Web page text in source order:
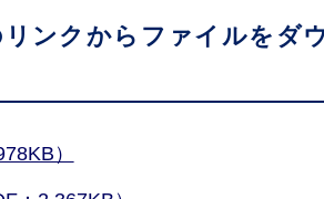
ンクからファイルをダ
）